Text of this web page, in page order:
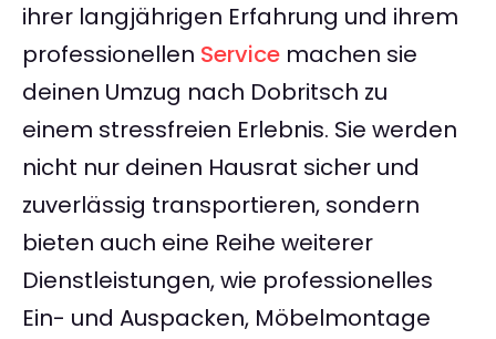
ihrer langjährigen Erfahrung und ihrem
professionellen Service machen sie
deinen Umzug nach Dobritsch zu
einem stressfreien Erlebnis. Sie werden
nicht nur deinen Hausrat sicher und
zuverlässig transportieren, sondern
bieten auch eine Reihe weiterer
Dienstleistungen, wie professionelles
Ein- und Auspacken, Möbelmontage